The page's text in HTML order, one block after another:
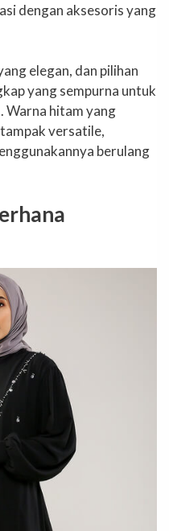
dengan aksesoris yang
elegan, dan pilihan
yang sempurna untuk
Warna hitam yang
versatile,
berulang